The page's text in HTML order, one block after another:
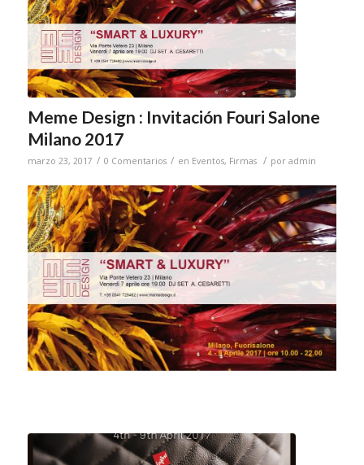
Meme Design : Invitación Fouri Salone
Milano 2017
marzo 23, 2017 / 0 Comentarios / en Eventos, Firmas / por admin